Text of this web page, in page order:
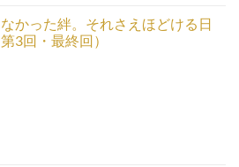
かった絆。それさえほどける日
3回・最終回）